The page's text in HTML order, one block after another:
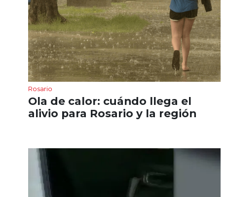
Rosario
Ola de calor: cuándo llega el
alivio para Rosario y la región